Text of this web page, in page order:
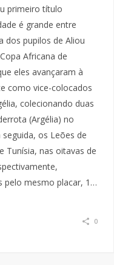
primeiro título
é grande entre
dos pupilos de Aliou
Africana de
eles avançaram à
como vice-colocados
colecionando duas
(Argélia) no
os Leões de
Tunísia, nas oitavas de
pelo mesmo placar, 1…
0